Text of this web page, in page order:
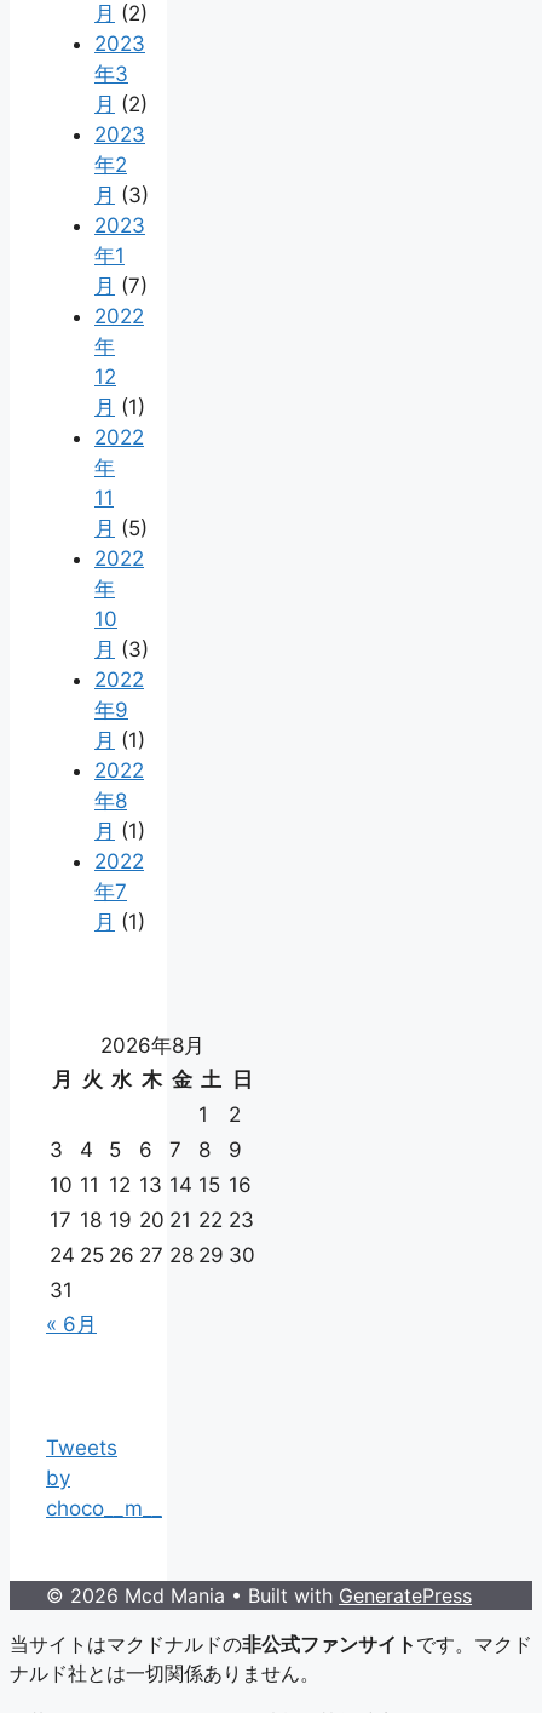
月 (2)
2023
年3
月 (2)
2023
年2
月 (3)
2023
年1
月 (7)
2022
年
12
月 (1)
2022
年
11
月 (5)
2022
年
10
月 (3)
2022
年9
月 (1)
2022
年8
月 (1)
2022
年7
月 (1)
2026年8月
月
火 水 木 金 土
日
1
2
3
4 5 6 7 8
9
10 11 12 13 14 15 16
17 18 19 20 21 22 23
24 25 26 27 28 29 30
31
« 6月
Tweets
by
choco__m__
© 2026 Mcd Mania • Built with GeneratePress
当サイトはマクドナルドの非公式ファンサイト です。マクド
ナルド社とは一切関係ありません。